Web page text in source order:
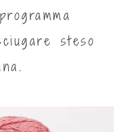
steso